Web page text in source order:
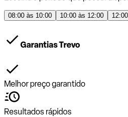
08:00 às 10:00 10:00 às 12:00
Garantias Trevo
Melhor preço garantido
Resultados rápidos